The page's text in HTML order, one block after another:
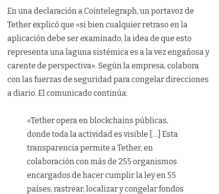
En una declaración a Cointelegraph, un portavoz de
Tether explicó que «si bien cualquier retraso en la
aplicación debe ser examinado, la idea de que esto
representa una laguna sistémica es a la vez engañosa y
carente de perspectiva». Según la empresa, colabora
con las fuerzas de seguridad para congelar direcciones
a diario. El comunicado continúa:
«Tether opera en blockchains públicas,
donde toda la actividad es visible […] Esta
transparencia permite a Tether, en
colaboración con más de 255 organismos
encargados de hacer cumplir la ley en 55
países, rastrear, localizar y congelar fondos